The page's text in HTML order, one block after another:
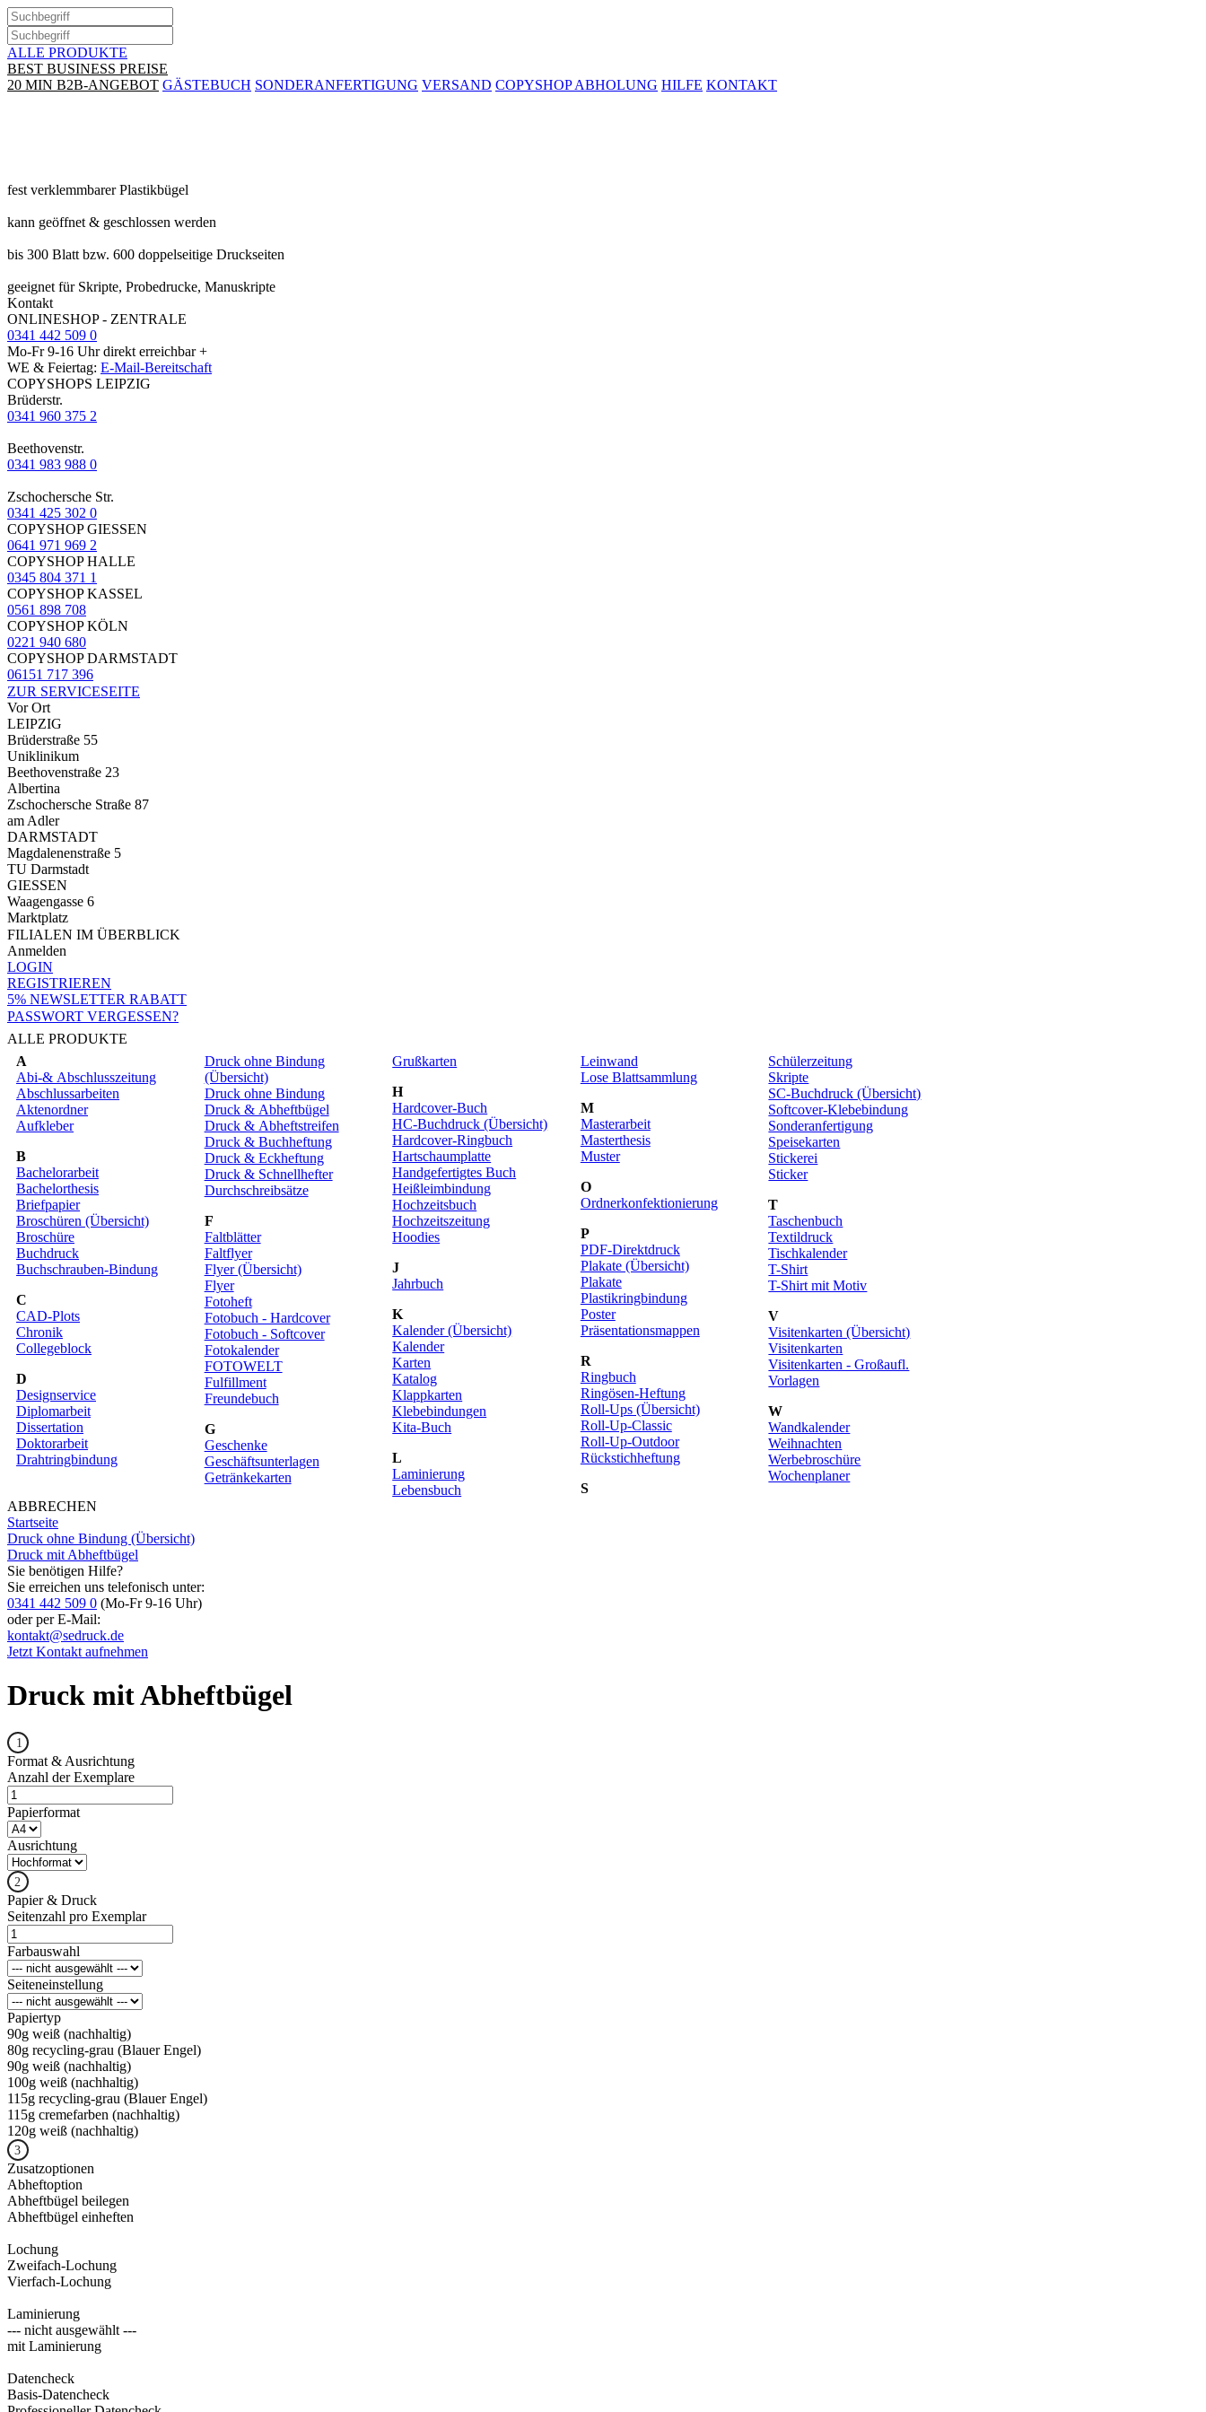
ALLE PRODUKTE
BEST BUSINESS PREISE
20 MIN B2B-ANGEBOT GÄSTEBUCH SONDERANFERTIGUNG VERSAND COPYSHOP ABHOLUNG HILFE KONTAKT
fest verklemmbarer Plastikbügel
kann geöffnet & geschlossen werden
bis 300 Blatt bzw. 600 doppelseitige Druckseiten
geeignet für Skripte, Probedrucke, Manuskripte
Kontakt
ONLINESHOP - ZENTRALE
0341 442 509 0
Mo-Fr 9-16 Uhr direkt erreichbar +
WE & Feiertag: E-Mail-Bereitschaft
COPYSHOPS LEIPZIG
Brüderstr.
0341 960 375 2
Beethovenstr.
0341 983 988 0
Zschochersche Str.
0341 425 302 0
COPYSHOP GIESSEN
0641 971 969 2
COPYSHOP HALLE
0345 804 371 1
COPYSHOP KASSEL
0561 898 708
COPYSHOP KÖLN
0221 940 680
COPYSHOP DARMSTADT
06151 717 396
ZUR SERVICESEITE
Vor Ort
LEIPZIG
Brüderstraße 55
Uniklinikum
Beethovenstraße 23
Albertina
Zschochersche Straße 87
am Adler
DARMSTADT
Magdalenenstraße 5
TU Darmstadt
GIESSEN
Waagengasse 6
Marktplatz
FILIALEN IM ÜBERBLICK
Anmelden
LOGIN
REGISTRIEREN
5% NEWSLETTER RABATT
PASSWORT VERGESSEN?
ALLE PRODUKTE
A
Abi-& Abschlusszeitung
Abschlussarbeiten
Aktenordner
Aufkleber
B
Bachelorarbeit
Bachelorthesis
Briefpapier
Broschüren (Übersicht)
Broschüre
Buchdruck
Buchschrauben-Bindung
C
CAD-Plots
Chronik
Collegeblock
D
Designservice
Diplomarbeit
Dissertation
Doktorarbeit
Drahtringbindung
Druck ohne Bindung
(Übersicht)
Druck ohne Bindung
Druck & Abheftbügel
Druck & Abheftstreifen
Druck & Buchheftung
Druck & Eckheftung
Druck & Schnellhefter
Durchschreibsätze
F
Faltblätter
Faltflyer
Flyer (Übersicht)
Flyer
Fotoheft
Fotobuch - Hardcover
Fotobuch - Softcover
Fotokalender
FOTOWELT
Fulfillment
Freundebuch
G
Geschenke
Geschäftsunterlagen
Getränkekarten
Grußkarten
H
Hardcover-Buch
HC-Buchdruck (Übersicht)
Hardcover-Ringbuch
Hartschaumplatte
Handgefertigtes Buch
Heißleimbindung
Hochzeitsbuch
Hochzeitszeitung
Hoodies
J
Jahrbuch
K
Kalender (Übersicht)
Kalender
Karten
Katalog
Klappkarten
Klebebindungen
Kita-Buch
L
Laminierung
Lebensbuch
Leinwand
Lose Blattsammlung
M
Masterarbeit
Masterthesis
Muster
O
Ordnerkonfektionierung
P
PDF-Direktdruck
Plakate (Übersicht)
Plakate
Plastikringbindung
Poster
Präsentationsmappen
R
Ringbuch
Ringösen-Heftung
Roll-Ups (Übersicht)
Roll-Up-Classic
Roll-Up-Outdoor
Rückstichheftung
S
Schülerzeitung
Skripte
SC-Buchdruck (Übersicht)
Softcover-Klebebindung
Sonderanfertigung
Speisekarten
Stickerei
Sticker
T
Taschenbuch
Textildruck
Tischkalender
T-Shirt
T-Shirt mit Motiv
V
Visitenkarten (Übersicht)
Visitenkarten
Visitenkarten - Großaufl.
Vorlagen
W
Wandkalender
Weihnachten
Werbebroschüre
Wochenplaner
ABBRECHEN
Startseite
Druck ohne Bindung (Übersicht)
Druck mit Abheftbügel
Sie benötigen Hilfe?
Sie erreichen uns telefonisch unter:
0341 442 509 0 (Mo-Fr 9-16 Uhr)
oder per E-Mail:
kontakt@sedruck.de
Jetzt Kontakt aufnehmen
Druck mit Abheftbügel
Format & Ausrichtung
Anzahl der Exemplare
Papierformat
Ausrichtung
Papier & Druck
Seitenzahl pro Exemplar
Farbauswahl
Seiteneinstellung
Papiertyp
90g weiß (nachhaltig)
80g recycling-grau (Blauer Engel)
90g weiß (nachhaltig)
100g weiß (nachhaltig)
115g recycling-grau (Blauer Engel)
115g cremefarben (nachhaltig)
120g weiß (nachhaltig)
Zusatzoptionen
Abheftoption
Abheftbügel beilegen
Abheftbügel einheften
Lochung
Zweifach-Lochung
Vierfach-Lochung
Laminierung
--- nicht ausgewählt ---
mit Laminierung
Datencheck
Basis-Datencheck